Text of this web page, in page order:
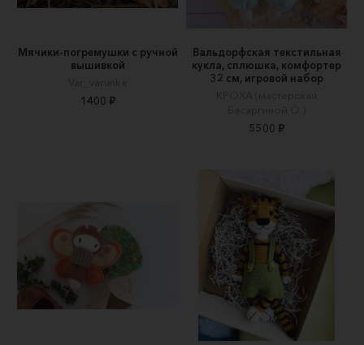
Мячики-погремушки с ручной
вышивкой
Var_varunka
1400 ₽
Вальдорфская текстильная
кукла, сплюшка, комфортер
32 см, игровой набор
КРОХА (мастерская
Басаргиной О.)
5500 ₽